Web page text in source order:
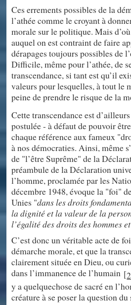
Ces errements possibles de la
l’athée comme le croyant à
morale sur le politique. Mais
auquel on est contraint de faire
dérapages toujours possibles de
Difficile, même pour l’athée, de
transcendance, si tant est qu’il
valeurs pour lesquelles, à tout le
peine de prendre le risque de la
Cette transcendance est
postulée - à défaut de pouvoir
chaque référence aux fameux
à nos démocraties. Ainsi, même
de "l’être Suprême" de la
préambule de la Déclaration
l’homme, proclamée par les
décembre 1948, évoque la "foi"
Unies "dans les droits
la dignité et la valeur de la
l’égalité des droits des hommes
C’est donc un véritable acte de
démarche morale, et que la
clairement située en Dieu, ou
dans l’immanence de l’humain [
y a quelquechose de sacré en
créature à se poser la question du